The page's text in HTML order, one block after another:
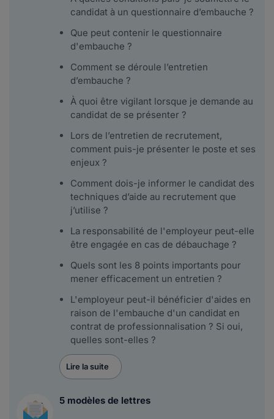
candidat à un questionnaire d’embauche ?
Que peut contenir le questionnaire
d'embauche ?
Comment se déroule l’entretien
d’embauche ?
À quoi être vigilant lorsque je demande au
candidat de se présenter ?
Lors de l’entretien de recrutement,
comment puis-je présenter le poste et ses
enjeux ?
Comment dois-je informer le candidat des
techniques d’aide au recrutement que
j’utilise ?
La responsabilité de l'employeur peut-elle
être engagée en cas de débauchage ?
Quels sont les 8 points importants pour
mener efficacement un entretien ?
L'employeur peut-il bénéficier d'aides en
raison de l'embauche d'un candidat en
contrat de professionnalisation ? Si oui,
quelles sont-elles ?
Lire la suite
5 modèles de lettres